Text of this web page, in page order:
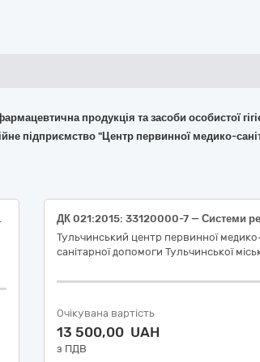
продукція та засоби особистої
підприємство "Центр первинної медико-
обладнання»)
Тульчинський центр первинної
санітарної допомоги Тульчинської
Очікувана вартість
13 500,00 UAH
з ПДВ